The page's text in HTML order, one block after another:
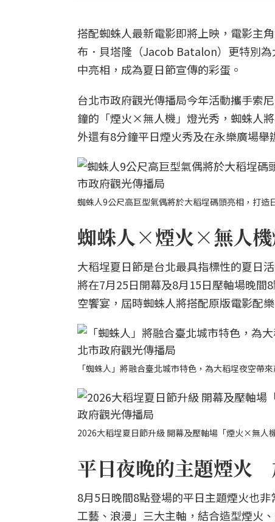
搭配蜘蛛人最新電影即將上映，電影主
布．貝塔隆（Jacob Batalon）更特別
中亮相，成為夏日節宣傳的彩蛋。
台北市政府觀光傳播局今年活動攜手索
鐘的「煙火×無人機」燈光秀，蜘蛛人
外還有8分鐘平日煙火秀及在永樂廣場
蜘蛛人9公尺高巨型氣偶將於大稻埕碼頭亮相，打
蜘蛛人×煙火×無人機
大稻埕夏日節是台北最具指標性的夏日
將在7月25日開幕及8月15日壓軸場晚間
空饗宴，屆時蜘蛛人將搭配原版電影配
「蜘蛛人」將融合臺北城市特色，為大稻埕夜空帶
2026大稻埕夏日節升級 開幕及壓軸場「煙火×無人
平日夜晚的主題煙火
8月5日晚間8點登場的平日主題煙火也
工藝、浪漫」三大主軸，結合造型煙火